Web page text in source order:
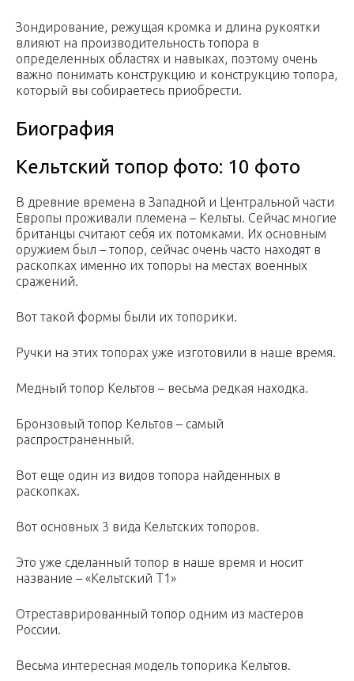
Зондирование, режущая кромка и длина рукоятки
влияют на производительность топора в
определенных областях и навыках, поэтому очень
важно понимать конструкцию и конструкцию топора,
который вы собираетесь приобрести.
Биография
Кельтский топор фото: 10 фото
В древние времена в Западной и Центральной части
Европы проживали племена – Кельты. Сейчас многие
британцы считают себя их потомками. Их основным
оружием был – топор, сейчас очень часто находят в
раскопках именно их топоры на местах военных
сражений.
Вот такой формы были их топорики.
Ручки на этих топорах уже изготовили в наше время.
Медный топор Кельтов – весьма редкая находка.
Бронзовый топор Кельтов – самый
распространенный.
Вот еще один из видов топора найденных в
раскопках.
Вот основных 3 вида Кельтских топоров.
Это уже сделанный топор в наше время и носит
название – «Кельтский Т1»
Отреставрированный топор одним из мастеров
России.
Весьма интересная модель топорика Кельтов.